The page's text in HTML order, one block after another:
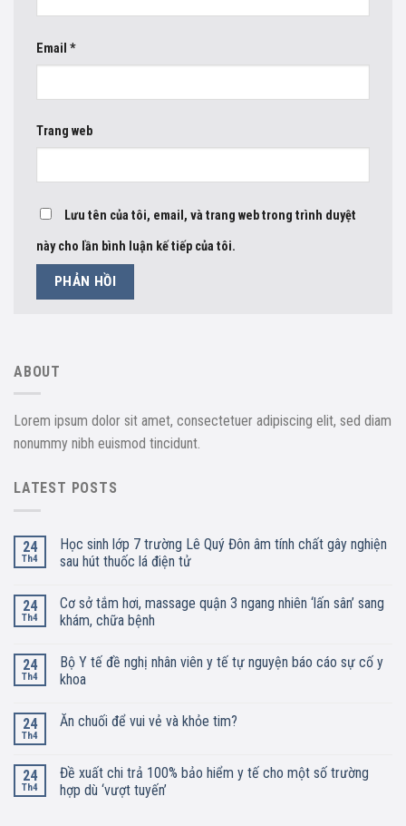
Email *
Trang web
Lưu tên của tôi, email, và trang web trong trình duyệt
này cho lần bình luận kế tiếp của tôi.
ABOUT
Lorem ipsum dolor sit amet, consectetuer adipiscing elit, sed diam
nonummy nibh euismod tincidunt.
LATEST POSTS
24
Th4
Học sinh lớp 7 trường Lê Quý Đôn âm tính chất gây nghiện
sau hút thuốc lá điện tử
24
Th4
Cơ sở tắm hơi, massage quận 3 ngang nhiên ‘lấn sân’ sang
khám, chữa bệnh
24
Th4
Bộ Y tế đề nghị nhân viên y tế tự nguyện báo cáo sự cố y
khoa
24
Th4
Ăn chuối để vui vẻ và khỏe tim?
24
Th4
Đề xuất chi trả 100% bảo hiểm y tế cho một số trường
hợp dù ‘vượt tuyến’